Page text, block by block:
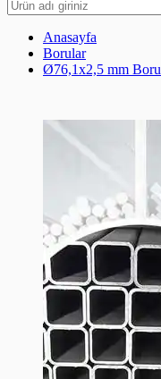
Anasayfa
Borular
Ø76,1x2,5 mm Boru